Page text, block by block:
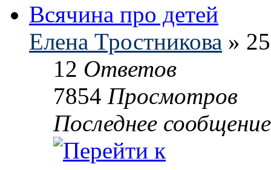
Всячина про детей
Елена Тростникова »
12 Ответов
7854 Просмотров
Последнее